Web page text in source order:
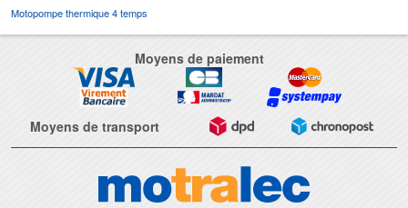
Motopompe thermique 4 temps
Moyens de paiement
Moyens de transport